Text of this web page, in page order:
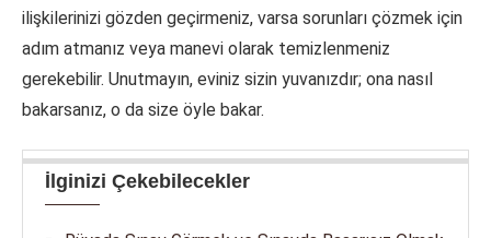
ilişkilerinizi gözden geçirmeniz, varsa sorunları çözmek için
adım atmanız veya manevi olarak temizlenmeniz
gerekebilir. Unutmayın, eviniz sizin yuvanızdır; ona nasıl
bakarsanız, o da size öyle bakar.
İlginizi Çekebilecekler